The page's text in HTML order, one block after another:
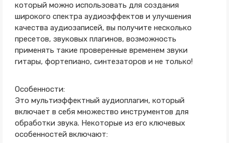
который можно использовать для создания
широкого спектра аудиоэффектов и улучшения
качества аудиозаписей, вы получите несколько
пресетов, звуковых плагинов, возможность
применять такие проверенные временем звуки
гитары, фортепиано, синтезаторов и не только!
Особенности:
Это мультиэффектный аудиоплагин, который
включает в себя множество инструментов для
обработки звука. Некоторые из его ключевых
особенностей включают: